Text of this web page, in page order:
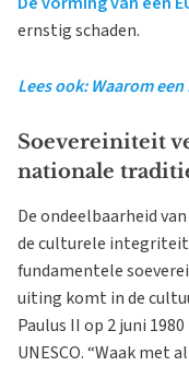
ernstig schaden.
Lees ook: Waarom
Soevereiniteit
nationale
De ondeelbaarheid
de culturele integriteit
fundamentele
uiting komt in de
Paulus II op 2 juni
UNESCO. “Waak met